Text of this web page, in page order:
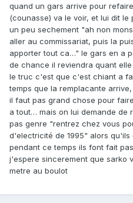
quand un gars arrive pour
(counasse) va le voir, et lui dit
un peu sechement "ah non
aller au commissariat, puis la
apporter tout ca…" le gars en a
de chance il reviendra quant
le truc c'est que c'est chiant a
temps que la remplacante
il faut pas grand chose pour
a tout… mais on lui demande de
pas genre "rentrez chez vous
d'electricité de 1995" alors qu'ils
pendant ce temps ils font fait
j'espere sincerement que sarko
metre au boulot